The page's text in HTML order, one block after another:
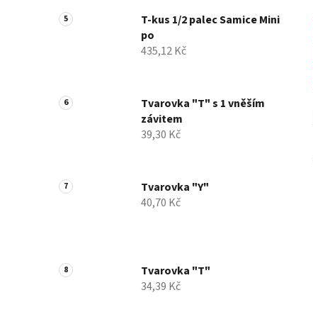
T-kus 1/2 palec Samice Mini
po
435,12 Kč
Tvarovka "T" s 1 vněším
závitem
39,30 Kč
Tvarovka "Y"
40,70 Kč
Tvarovka "T"
34,39 Kč